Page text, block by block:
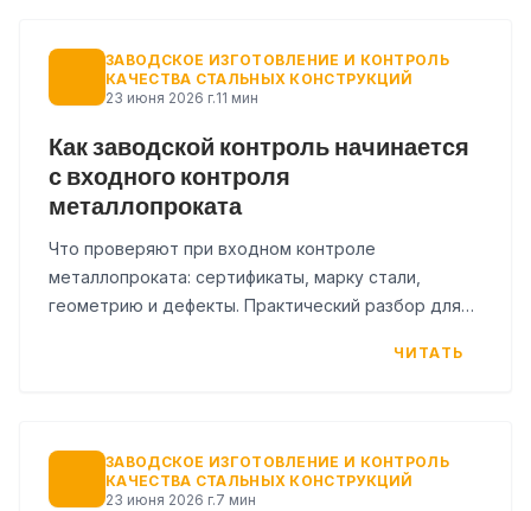
ЗАВОДСКОЕ ИЗГОТОВЛЕНИЕ И КОНТРОЛЬ
КАЧЕСТВА СТАЛЬНЫХ КОНСТРУКЦИЙ
23 июня 2026 г.11 мин
Как заводской контроль начинается
с входного контроля
металлопроката
Что проверяют при входном контроле
металлопроката: сертификаты, марку стали,
геометрию и дефекты. Практический разбор для
ЧИТАТЬ
ЗАВОДСКОЕ ИЗГОТОВЛЕНИЕ И КОНТРОЛЬ
КАЧЕСТВА СТАЛЬНЫХ КОНСТРУКЦИЙ
23 июня 2026 г.7 мин